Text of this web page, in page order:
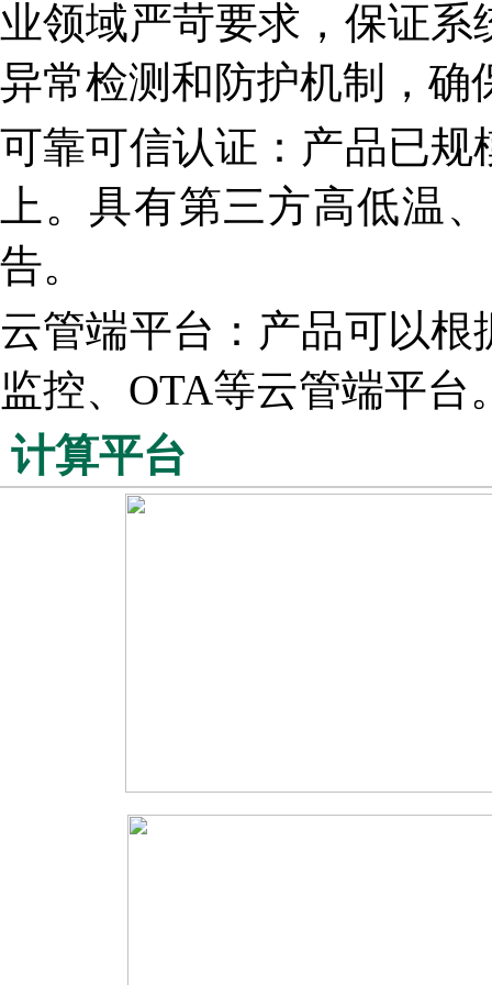
业领域严苛要求，保证
异常检测和防护机制，确
可靠可信认证：产品已
上。具有第三方高低温
告。
云管端平台：产品可以
监控、OTA等云管端平台
计算平台